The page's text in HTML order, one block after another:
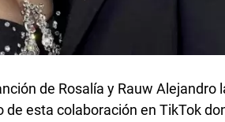
de Rosalía y Rauw Alejandro
esta colaboración en TikTok